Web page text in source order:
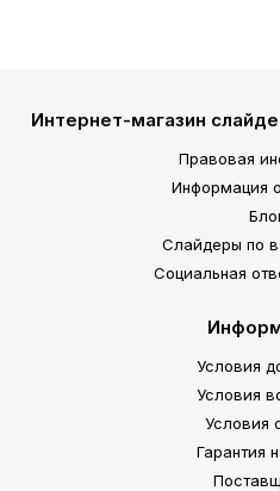
Интернет-магазин
Правовая
Информация
Слайдеры по
Социальная
Условия
Условия
Условия
Гарантия